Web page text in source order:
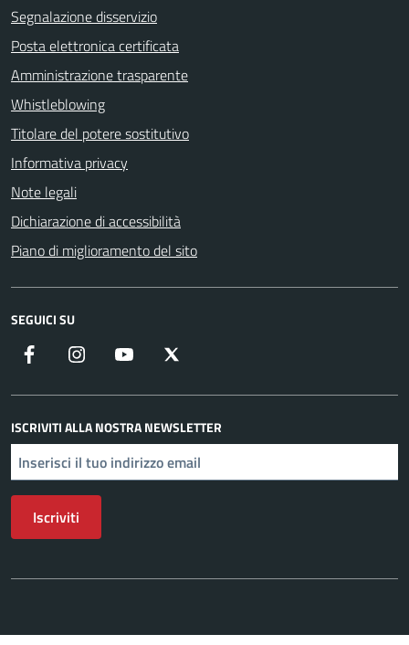
Segnalazione disservizio
Posta elettronica certificata
Amministrazione trasparente
Whistleblowing
Titolare del potere sostitutivo
Informativa privacy
Note legali
Dichiarazione di accessibilità
Piano di miglioramento del sito
SEGUICI SU
Facebook Instagram YouTube
ISCRIVITI ALLA NOSTRA NEWSLETTER